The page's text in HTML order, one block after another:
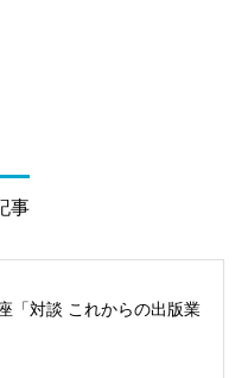
事
「対談 これからの出版業